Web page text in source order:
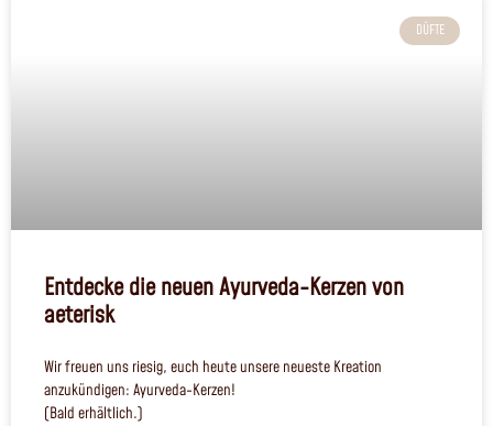
DÜFTE
Entdecke die neuen Ayurveda-Kerzen von
aeterisk
Wir freuen uns riesig, euch heute unsere neueste Kreation
anzukündigen: Ayurveda-Kerzen!
(Bald erhältlich.)